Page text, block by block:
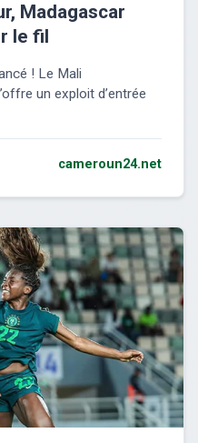
Madagascar
le fil
! Le Mali
un exploit d’entrée
cameroun24.net